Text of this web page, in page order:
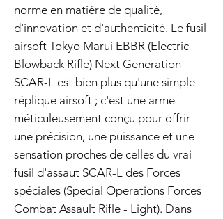
norme en matière de qualité,
d'innovation et d'authenticité. Le fusil
airsoft Tokyo Marui EBBR (Electric
Blowback Rifle) Next Generation
SCAR-L est bien plus qu'une simple
réplique airsoft ; c'est une arme
méticuleusement conçu pour offrir
une précision, une puissance et une
sensation proches de celles du vrai
fusil d'assaut SCAR-L des Forces
spéciales (Special Operations Forces
Combat Assault Rifle - Light). Dans